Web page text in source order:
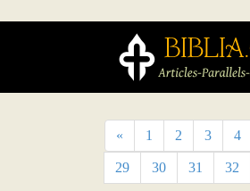
« 1 2 3 4
29 30 31 32